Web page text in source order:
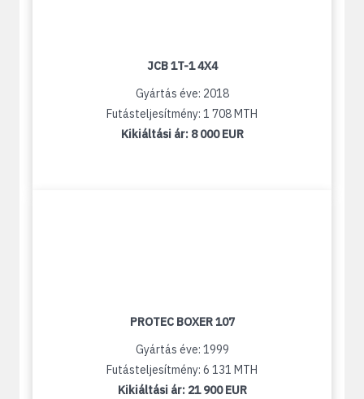
JCB 1T-1 4X4
Gyártás éve: 2018
Futásteljesítmény: 1 708 MTH
Kikiáltási ár: 8 000 EUR
PROTEC BOXER 107
Gyártás éve: 1999
Futásteljesítmény: 6 131 MTH
Kikiáltási ár: 21 900 EUR